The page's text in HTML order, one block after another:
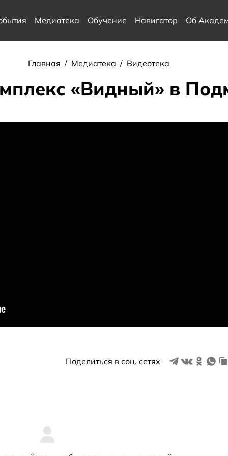
Медиатека Обучение Навигатор Об
Главная / Медиатека / Видеотека
«Видный» в
Поделиться в соц. сетях